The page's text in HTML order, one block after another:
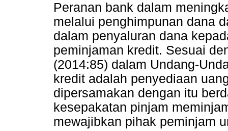
Peranan bank dalam
melalui penghimpunan dana
dalam penyaluran dana
peminjaman kredit. Sesuai
(2014:85) dalam Undang-
kredit adalah penyediaan
dipersamakan dengan itu
kesepakatan pinjam
mewajibkan pihak peminjam